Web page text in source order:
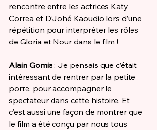
rencontre entre les actrices Katy
Correa et D’Johé Kaoudio lors d’une
répétition pour interpréter les rôles
de Gloria et Nour dans le film !
Alain Gomis : Je pensais que c’était
intéressant de rentrer par la petite
porte, pour accompagner le
spectateur dans cette histoire. Et
c’est aussi une façon de montrer que
le film a été conçu par nous tous